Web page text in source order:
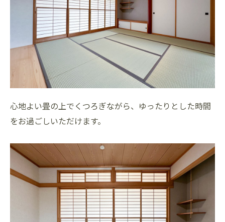
心地よい畳の上でくつろぎながら、ゆったりとした時間
をお過ごしいただけます。